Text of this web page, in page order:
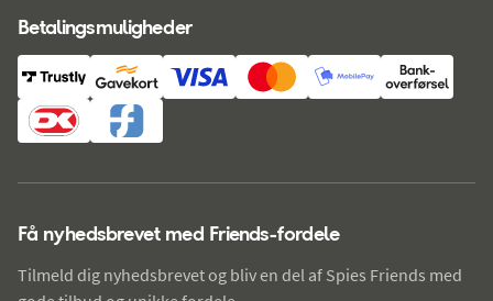
Betalingsmuligheder
Få nyhedsbrevet med Friends-fordele
Tilmeld dig nyhedsbrevet og bliv en del af Spies Friends med